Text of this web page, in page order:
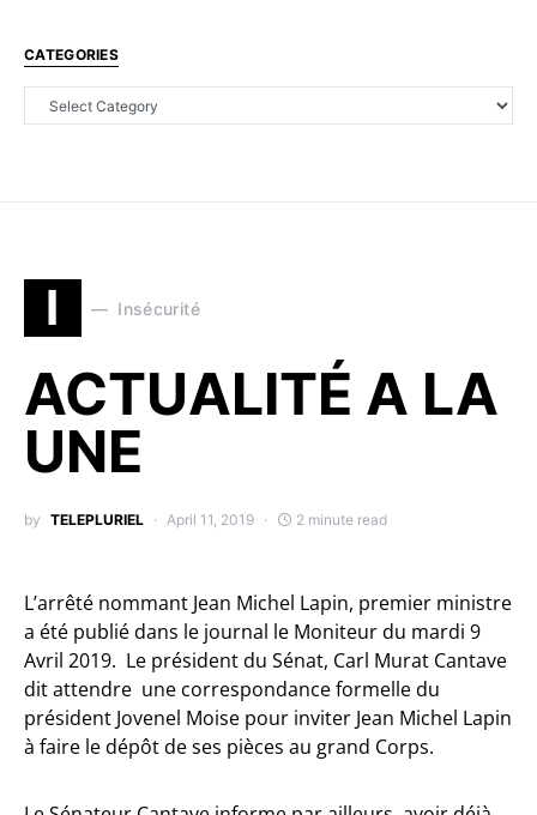
CATEGORIES
I Insécurité
ACTUALITÉ A LA
UNE
by TELEPLURIEL April 11, 2019 2 minute read
L’arrêté nommant Jean Michel Lapin, premier ministre
a été publié dans le journal le Moniteur du mardi 9
Avril 2019. Le président du Sénat, Carl Murat Cantave
dit attendre une correspondance formelle du
président Jovenel Moise pour inviter Jean Michel Lapin
à faire le dépôt de ses pièces au grand Corps.